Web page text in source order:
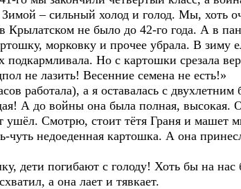
– сильный холод и голод. Мы, хоть
Крылатском не было до 42-го года. А в
морковку и прочее убрала. В зиму
Но с картошки срезала
не лазить! Весенние семена не есть!»
работала), а я оставалась с
А до войны она была полная, высокая.
Смотрю, стоит тётя Граня и машет
чуть недоеденная картошка. А она
дети погибают с голоду! Хоть бы на
а она лает и тявкает.